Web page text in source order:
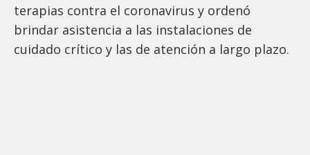
terapias contra el coronavirus y ordenó
brindar asistencia a las instalaciones de
cuidado crítico y las de atención a largo plazo.